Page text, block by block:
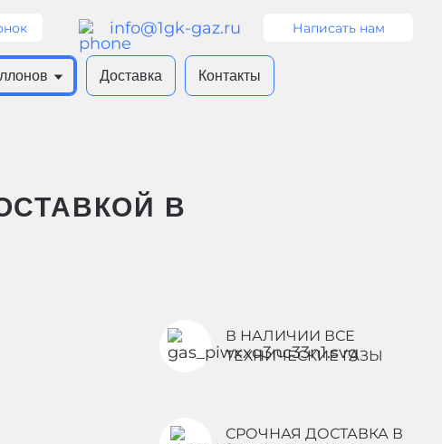
info@1gk-gaz.ru Написать нам
Доставка Контакты
В
В НАЛИЧИИ ВСЕ
ТЕХНИЧЕСКИЕ ГАЗЫ
СРОЧНАЯ ДОСТАВКА В